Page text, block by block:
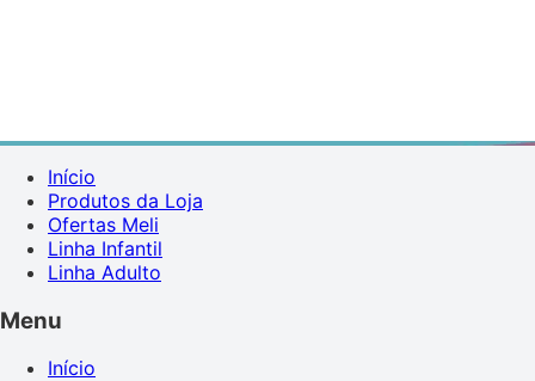
Início
Produtos da Loja
Ofertas Meli
Linha Infantil
Linha Adulto
Menu
Início